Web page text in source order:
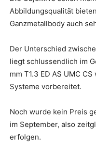
Abbildungsqualität
Ganzmetallbody auch
Der Unterschied
liegt schlussendlich im
mm T1.3 ED AS UMC
Systeme vorbereitet.
Noch wurde kein Preis
im September, also
erfolgen.